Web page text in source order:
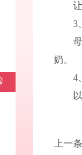
3
奶。
4
上一